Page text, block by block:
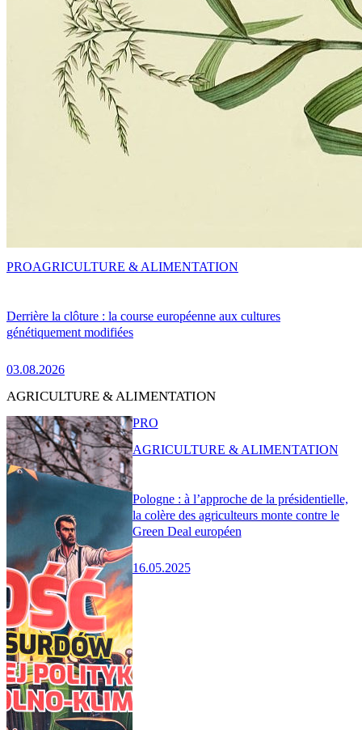
Derrière la clôture : la course européenne aux cultures
génétiquement modifiées
03.08.2026
PROAGRICULTURE & ALIMENTATION
AGRICULTURE & ALIMENTATION
Pologne : à l’approche de la présidentielle,
la colère des agriculteurs monte contre le
Green Deal européen
16.05.2025
PRO
AGRICULTURE & ALIMENTATION